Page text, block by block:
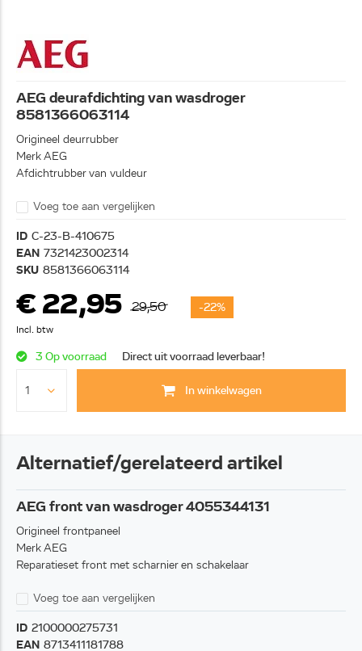
AEG deurafdichting van wasdroger
8581366063114
Origineel deurrubber
Merk AEG
Afdichtrubber van vuldeur
Voeg toe aan vergelijken
ID C-23-B-410675
EAN 7321423002314
SKU 8581366063114
€ 22,95 29,50 -22%
Incl. btw
3 Op voorraad Direct uit voorraad leverbaar!
In winkelwagen
Alternatief/gerelateerd artikel
AEG front van wasdroger 4055344131
Origineel frontpaneel
Merk AEG
Reparatieset front met scharnier en schakelaar
Voeg toe aan vergelijken
ID 2100000275731
EAN 8713411181788